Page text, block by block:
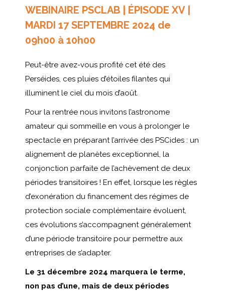
WEBINAIRE PSCLAB | ÉPISODE XV |
MARDI 17 SEPTEMBRE 2024 de
09h00 à 10h00
Peut-être avez-vous profité cet été des
Perséides, ces pluies d’étoiles filantes qui
illuminent le ciel du mois d’août.
Pour la rentrée nous invitons l’astronome
amateur qui sommeille en vous à prolonger le
spectacle en préparant l’arrivée des PSCides : un
alignement de planètes exceptionnel, la
conjonction parfaite de l’achèvement de deux
périodes transitoires ! En effet, lorsque les règles
d’exonération du financement des régimes de
protection sociale complémentaire évoluent,
ces évolutions s’accompagnent généralement
d’une période transitoire pour permettre aux
entreprises de s’adapter.
Le 31 décembre 2024 marquera le terme,
non pas d’une, mais de deux périodes